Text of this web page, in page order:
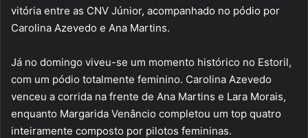
vitória entre as CNV Júnior, acompanhado no pódio por
Carolina Azevedo e Ana Martins.
Já no domingo viveu-se um momento histórico no Estoril,
com um pódio totalmente feminino. Carolina Azevedo
venceu a corrida na frente de Ana Martins e Lara Morais,
enquanto Margarida Venâncio completou um top quatro
inteiramente composto por pilotos femininas.